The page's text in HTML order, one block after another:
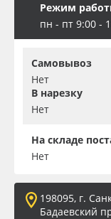
Режим
пн - пт 9:00 -
Самовывоз
Нет
В нарезку
Нет
На складе
Нет
198095, г.
Бадаевский